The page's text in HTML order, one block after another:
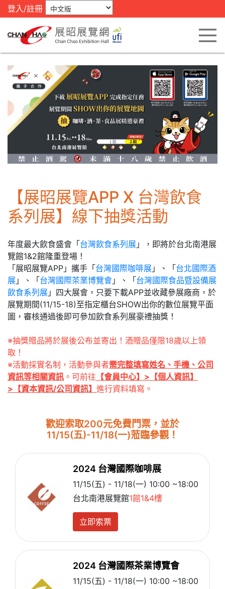
登入/註冊
【展昭展覽APP X 台灣飲食
系列展】線下抽獎活動
年度最大飲食盛會「台灣飲食系列展 」，即將於台北南港展
覽館1&2館隆重登場！
「展昭展覽APP」攜手「台灣國際咖啡展 」、「台北國際酒
展 」、「台灣國際茶業博覽會 」、「台灣國際食品暨設備展
飲食系列展 」四大展會，只要下載APP並收藏參展廠商，於
展覽期間(11/15-18)至指定櫃台SHOW出你的數位展覽平面
圖，審核通過後即可參加飲食系列展豪禮抽獎！
※抽獎贈品將於展後公布並寄出！酒贈品僅限18歲以上領
取！
※活動採實名制，活動參與者需完整填寫姓名、手機、公司
資訊等相關資訊 。可前往 【會員中心】>【個人資訊】
>【資本資訊/公司資訊】 進行資料填寫。
歡迎索取200元免費門票，並於
11/15(五)-11/18(一)蒞臨參觀！
2024 台灣國際咖啡展
11/15(五) - 11/18(一) 10:00 ~18:00
台北南港展覽館1館1&4樓
立即索票
2024 台灣國際茶業博覽會
11/15(五) - 11/18(一) 10:00 ~18:00